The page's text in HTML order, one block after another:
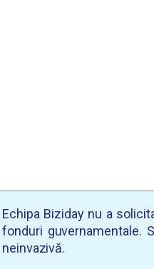
Echipa Biziday nu a
fonduri guvernamentale.
neinvazivă.